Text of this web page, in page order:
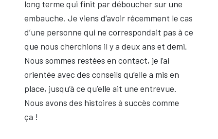
long terme qui finit par déboucher sur une
embauche. Je viens d’avoir récemment le cas
d’une personne qui ne correspondait pas à ce
que nous cherchions il y a deux ans et demi.
Nous sommes restées en contact, je l’ai
orientée avec des conseils qu’elle a mis en
place, jusqu’à ce qu’elle ait une entrevue.
Nous avons des histoires à succès comme
ça !